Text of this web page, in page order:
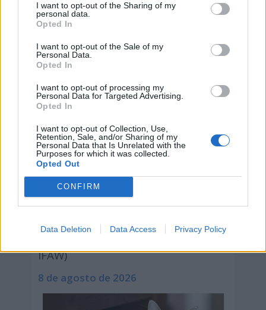
I want to opt-out of the Sharing of my
personal data.
Opted In
I want to opt-out of the Sale of my
Personal Data.
Opted In
I want to opt-out of processing my
Personal Data for Targeted Advertising.
Opted In
I want to opt-out of Collection, Use,
Retention, Sale, and/or Sharing of my
Personal Data that Is Unrelated with the
Purposes for which it was collected.
Opted Out
CONFIRM
Data Deletion Data Access Privacy Policy
Semana Europea para la Reducción de
Residuos
Del 18 al 24 de noviembre
Semana Mundial de Concienciación sobre
la Resistencia a los Antimicrobianos
(RAM)
Del 18 al 24 de noviembre
Semana de Concienciación sobre el
Azúcar
Hoy 8 de agosto es:
IFAW)
8 de agosto de 2026